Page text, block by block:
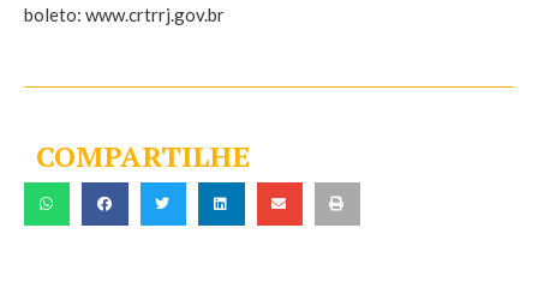
boleto: www.crtrrj.gov.br
COMPARTILHE